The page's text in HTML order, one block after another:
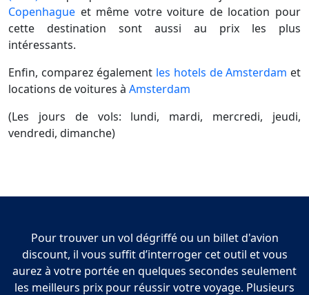
Copenhague et même votre voiture de location pour
cette destination sont aussi au prix les plus
intéressants.
Enfin, comparez également les hotels de Amsterdam et
locations de voitures à Amsterdam
(Les jours de vols: lundi, mardi, mercredi, jeudi,
vendredi, dimanche)
Pour trouver un vol dégriffé ou un billet d'avion
discount, il vous suffit d’interroger cet outil et vous
aurez à votre portée en quelques secondes seulement
les meilleurs prix pour réussir votre voyage. Plusieurs